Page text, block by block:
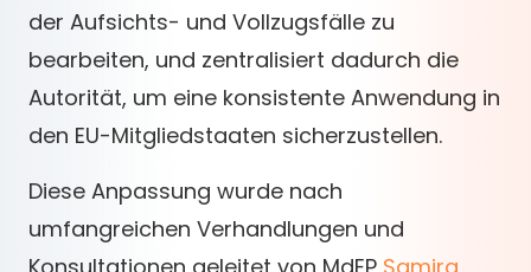
der Aufsichts- und Vollzugsfälle zu
bearbeiten, und zentralisiert dadurch die
Autorität, um eine konsistente Anwendung in
den EU-Mitgliedstaaten sicherzustellen.
Diese Anpassung wurde nach
umfangreichen Verhandlungen und